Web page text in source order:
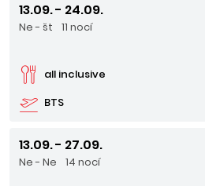
13.09. - 24.09.
Ne - št 11 nocí
BTS
all inclusive
13.09. - 27.09.
Ne - Ne 14 nocí